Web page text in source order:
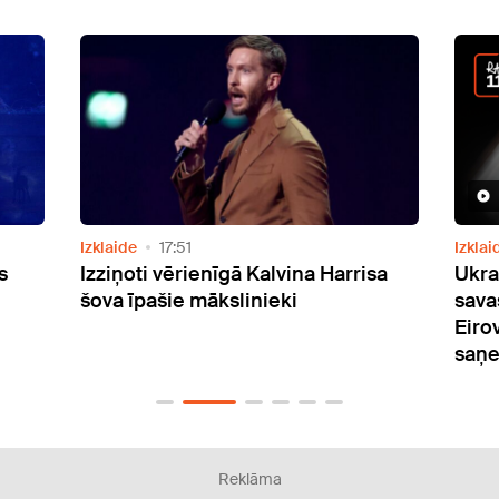
Izklaide 21:28
Ukrainas pārstāve LELEKA par
savas dziesmas nozīmi, jaunajiem
Ar
Reklāma